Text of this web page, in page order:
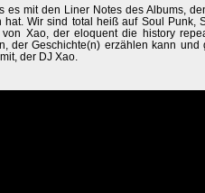
es mit den Liner Notes des Albums,
Wir sind total heiß auf Soul Punk,
Xao, der eloquent die history
der Geschichte(n) erzählen kann und
der DJ Xao.